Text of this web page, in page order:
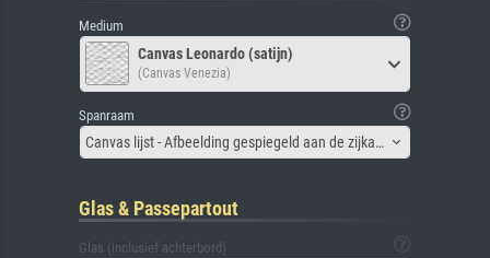
Medium
Canvas Leonardo (satijn)
(Canvas Venezia)
Spanraam
Canvas lijst - Afbeelding gespiegeld aan de zijkant
Glas & Passepartout
Glas (inclusief achterbord)